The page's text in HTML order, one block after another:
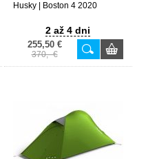
Husky | Boston 4 2020
2 až 4 dni
255,50 €
370,- €